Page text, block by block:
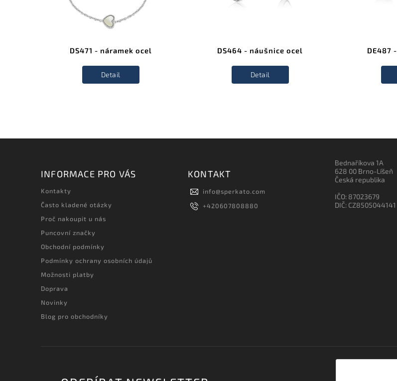
DS471 - náramek ocel
Detail
DS464 - náušnice ocel
Detail
DE487
INFORMACE PRO VÁS
Kontakty
Často kladené otázky
Proč nakoupit u nás
Puncovní značky
Obchodní podmínky
Podmínky ochrany osobních údajů
Možnosti platby
Doprava
Novinky
Blog pro obchodníky
KONTAKT
info@sperkato.com
+420607808880
Bednaříkova 1A
628 00 Brno-Líšeň
Česká republika
IČO: 87023679
DIČ: CZ8505044141